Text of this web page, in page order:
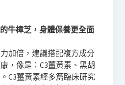
牛樟芝，身體保養更全面
加倍，建議搭配複方成分
，像是：C3薑黃素、黑胡
C3薑黃素經多篇臨床研究